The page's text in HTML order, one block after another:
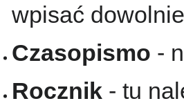
wpisać
Czasopismo -
Rocznik - tu